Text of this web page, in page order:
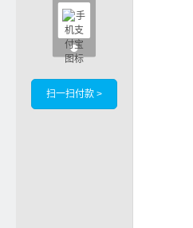

扫一扫付款 >